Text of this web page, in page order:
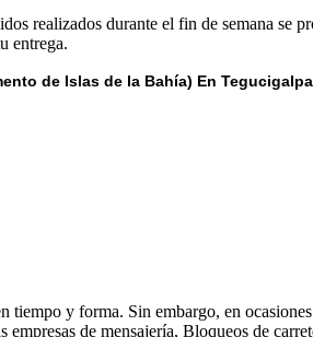
realizados durante el fin de semana se
entrega.
de Islas de la Bahía) En
tiempo y forma. Sin embargo, en
de mensajería, Bloqueos de